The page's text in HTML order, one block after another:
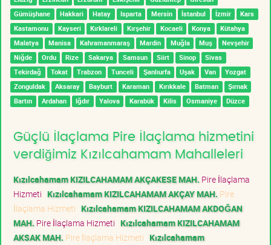
Gümüşhane
Hakkari Hatay Isparta Mersin İstanbul İzmir
Kars
Kastamonu
Kayseri Kırklareli Kırşehir Kocaeli Konya
Kütahya
Malatya
Manisa Kahramanmaraş Mardin Muğla Muş
Nevşehir
Niğde
Ordu Rize Sakarya Samsun Siirt Sinop
Sivas
Tekirdağ
Tokat Trabzon Tunceli Şanlıurfa Uşak Van
Yozgat
Zonguldak
Aksaray Bayburt Karaman Kırıkkale Batman
Şırnak
Bartın
Ardahan Iğdır Yalova Karabük Kilis Osmaniye Düzce
Güçlü İlaçlama Pire İlaçlama hizmetini
verdiğimiz Kızılcahamam Mahalleleri
Kızılcahamam KIZILCAHAMAM AKÇAKESE MAH. Pire İlaçlama
Hizmeti Kızılcahamam KIZILCAHAMAM AKÇAY MAH. Pire
İlaçlama Hizmeti Kızılcahamam KIZILCAHAMAM AKDOĞAN
MAH. Pire İlaçlama Hizmeti Kızılcahamam KIZILCAHAMAM
AKSAK MAH. Pire İlaçlama Hizmeti Kızılcahamam